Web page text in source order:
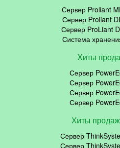
Сервер Proliant
Сервер Proliant
Сервер ProLiant
Система
Хиты
Сервер
Сервер
Сервер
Сервер
Хиты
Сервер
Сервер